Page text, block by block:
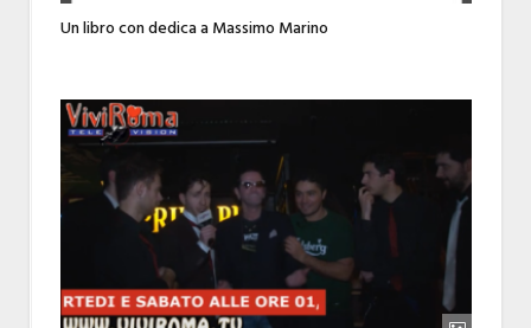
Un libro con dedica a Massimo Marino